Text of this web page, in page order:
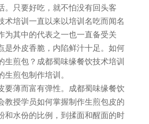
。只要好吃，就不怕没有回头客
术培训一直以来以培训名吃而闻名
为其中的代表之一也一直备受关
是外皮香脆，内陷鲜汁十足。如何
生煎包？成都蜀味缘餐饮技术培训
生煎包制作培训。
要薄而富有弹性。成都蜀味缘餐饮
教授学员如何掌握制作生煎包皮的
和水份的比例，到揉面和醒面的时